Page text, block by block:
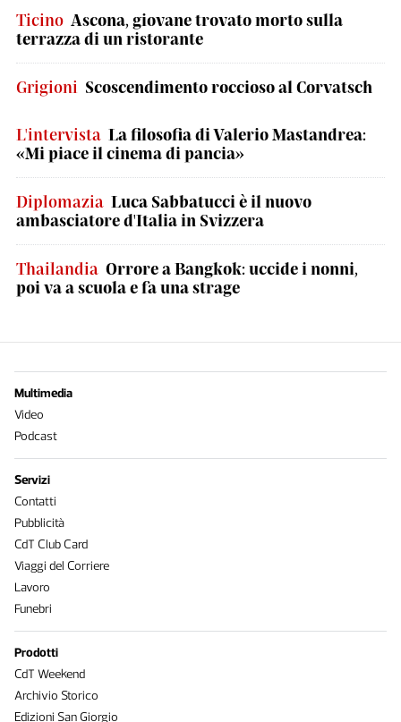
Ticino Ascona, giovane trovato morto sulla
terrazza di un ristorante
Grigioni Scoscendimento roccioso al Corvatsch
L'intervista La filosofia di Valerio Mastandrea:
«Mi piace il cinema di pancia»
Diplomazia Luca Sabbatucci è il nuovo
ambasciatore d'Italia in Svizzera
Thailandia Orrore a Bangkok: uccide i nonni,
poi va a scuola e fa una strage
Multimedia
Video
Podcast
Servizi
Contatti
Pubblicità
CdT Club Card
Viaggi del Corriere
Lavoro
Funebri
Prodotti
CdT Weekend
Archivio Storico
Edizioni San Giorgio